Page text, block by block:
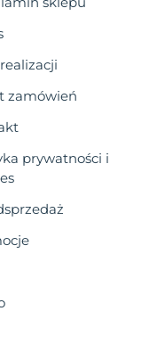
zamówień
prywatności i